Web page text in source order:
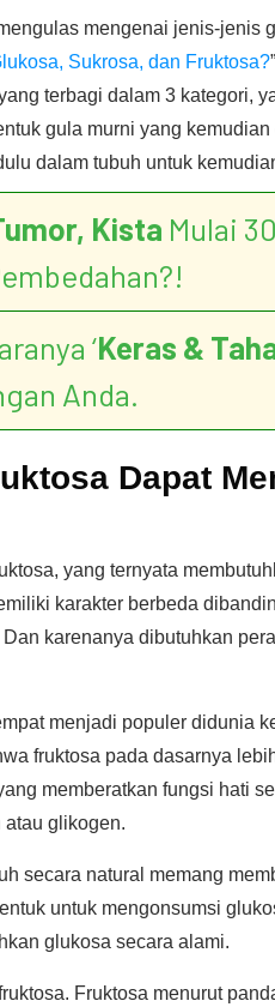
mengenai jenis-jenis
Sukrosa, dan Fruktosa?
terbagi dalam 3 kategori,
gula murni yang
dalam tubuh untuk
Kista Mulai
‘Keras &
Anda.
Dapat
yang ternyata
karakter berbeda
karenanya dibutuhkan
menjadi populer didunia
fruktosa pada dasarnya
memberatkan fungsi hati
glikogen.
secara natural memang
untuk mengonsumsi
glukosa secara alami.
Fruktosa menurut